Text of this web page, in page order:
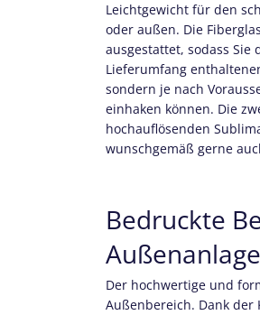
Leichtgewicht für den
oder außen. Die
ausgestattet, sodass
Lieferumfang
sondern je nach
einhaken können. Die
hochauflösenden
wunschgemäß gerne
Bedruckte
Der hochwertige und
Außenbereich. Dank